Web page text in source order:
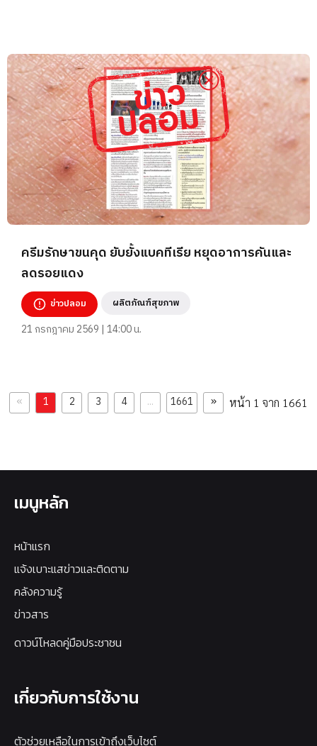
ครีมรักษาขนคุด ยับยั้งแบคทีเรีย หยุดอาการคันและ
ลดรอยแดง
ข่าวปลอม ผลิตภัณฑ์สุขภาพ
21 กรกฎาคม 2569 | 14:00 น.
« 1 2 3 4 ... 1661 » หน้า 1 จาก 1661
เมนูหลัก
หน้าแรก
แจ้งเบาะแสข่าวและติดตาม
คลังความรู้
ข่าวสาร
ดาวน์โหลดคู่มือประชาชน
เกี่ยวกับการใช้งาน
ตัวช่วยเหลือในการเข้าถึงเว็บไซต์